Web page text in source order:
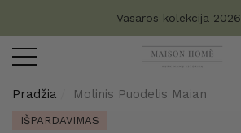
Vasaros kolekcija 2026
Pradžia Molinis Puodelis Maian
IŠPARDAVIMAS
Turite klausimų?